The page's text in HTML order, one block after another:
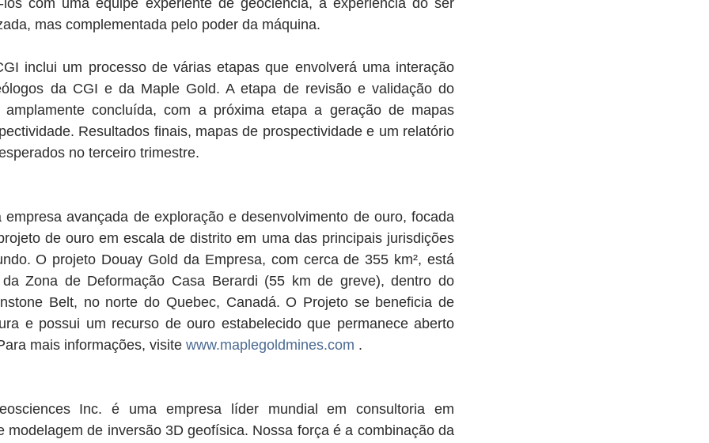
los com uma equipe experiente de geociência, a experiência do ser
mas complementada pelo poder da máquina.
inclui um processo de várias etapas que envolverá uma interação
da CGI e da Maple Gold. A etapa de revisão e validação do
concluída, com a próxima etapa a geração de mapas
Resultados finais, mapas de prospectividade e um relatório
no terceiro trimestre.
avançada de exploração e desenvolvimento de ouro, focada
de ouro em escala de distrito em uma das principais jurisdições
O projeto Douay Gold da Empresa, com cerca de 355 km², está
Zona de Deformação Casa Berardi (55 km de greve), dentro do
Belt, no norte do Quebec, Canadá. O Projeto se beneficia de
e possui um recurso de ouro estabelecido que permanece aberto
mais informações, visite www.maplegoldmines.com .
Inc. é uma empresa líder mundial em consultoria em
modelagem de inversão 3D geofísica. Nossa força é a combinação da